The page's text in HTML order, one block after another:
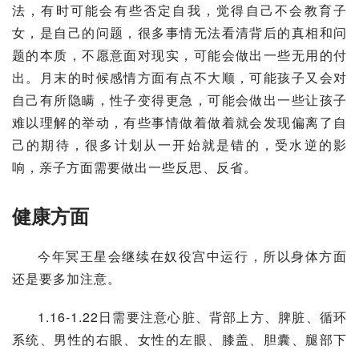
法，有时可能会有些否定自我，觉得自己不会教育子
女，是自己的问题，很多事情无法看清背后的真相和问
题的本质，不愿意面对现实，可能会做出一些无用的付
出。月末的时候感情方面有点不大顺，可能孩子又会对
自己有所隐瞒，性子变得更急，可能会做出一些让孩子
难以理解的举动，有些事情做着做着就会发现偏离了自
己的期待，很多计划从一开始就是错的，受水逆的影
响，亲子方面需要做出一些反思、反省。
健康方面
今年冥王星会继续在奴役宫中运行，所以身体方面
还是要多加注意。
1.16-1.22日需要注意心脏、背部上方、脾脏、循环
系统、男性的右眼、女性的左眼、膝盖、 胆囊、腿部下